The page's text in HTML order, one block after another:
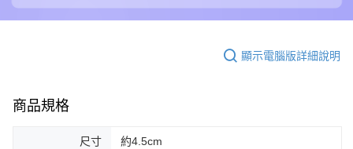
顯示電腦版詳細說明
商品規格
尺寸 約4.5cm